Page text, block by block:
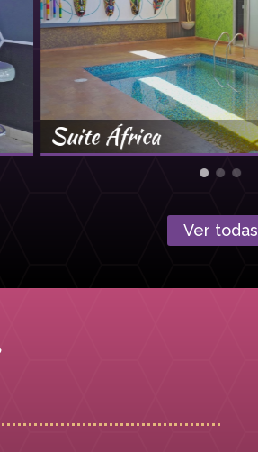
Suite África
Ver todas